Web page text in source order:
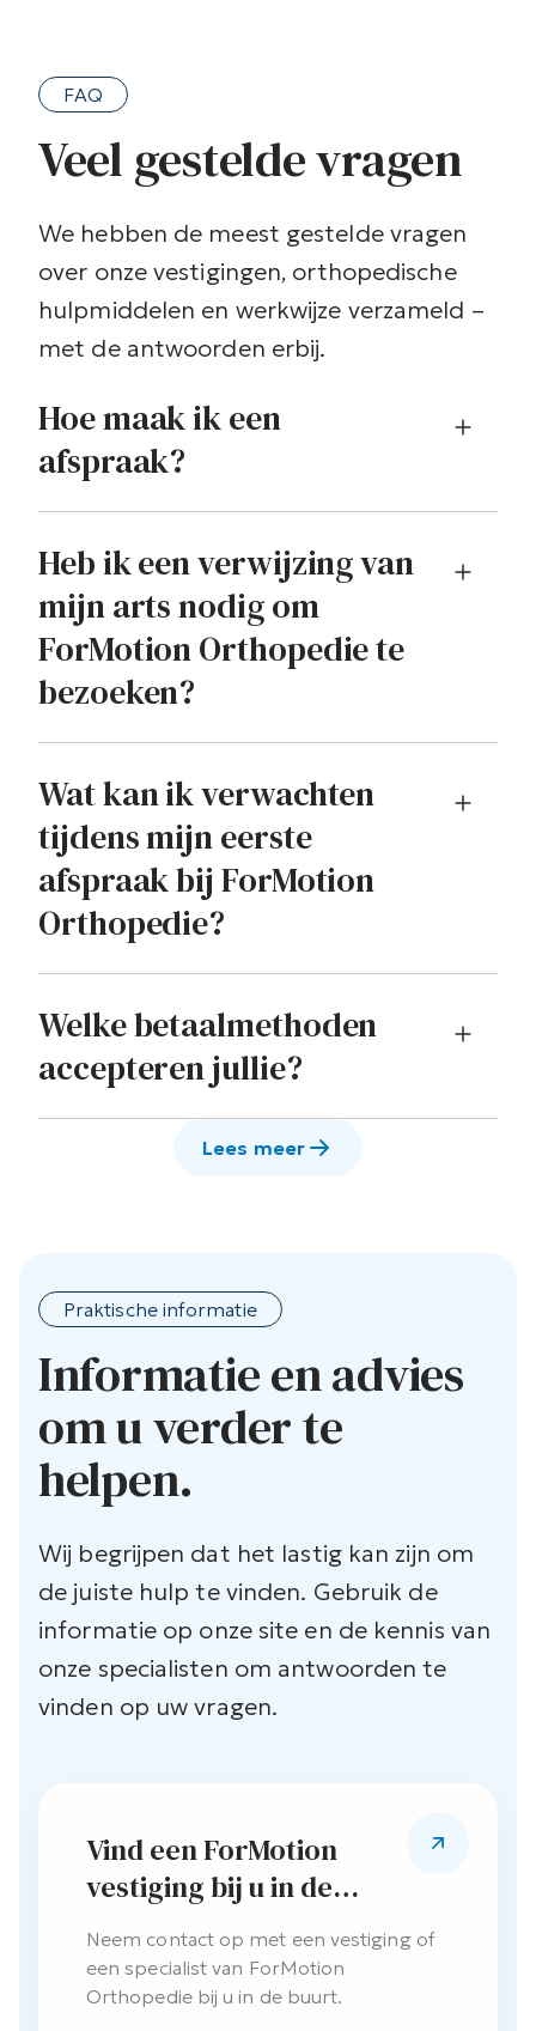
FAQ
Veel gestelde vragen
We hebben de meest gestelde vragen
over onze vestigingen, orthopedische
hulpmiddelen en werkwijze verzameld –
met de antwoorden erbij.
Hoe maak ik een
afspraak?
Heb ik een verwijzing van
mijn arts nodig om
ForMotion Orthopedie te
bezoeken?
Wat kan ik verwachten
tijdens mijn eerste
afspraak bij ForMotion
Orthopedie?
Welke betaalmethoden
accepteren jullie?
Lees meer
Praktische informatie
Informatie en advies
om u verder te
helpen.
Wij begrijpen dat het lastig kan zijn om
de juiste hulp te vinden. Gebruik de
informatie op onze site en de kennis van
onze specialisten om antwoorden te
vinden op uw vragen.
Vind een ForMotion
vestiging bij u in de
buurt
Neem contact op met een vestiging of
een specialist van ForMotion
Orthopedie bij u in de buurt.